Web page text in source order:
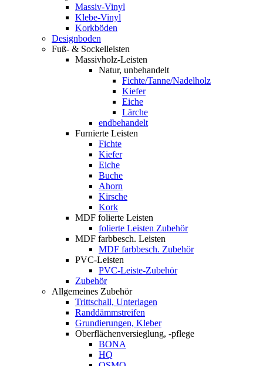
Massiv-Vinyl
Klebe-Vinyl
Korkböden
Designboden
Fuß- & Sockelleisten
Massivholz-Leisten
Natur, unbehandelt
Fichte/Tanne/Nadelholz
Kiefer
Eiche
Lärche
endbehandelt
Furnierte Leisten
Fichte
Kiefer
Eiche
Buche
Ahorn
Kirsche
Kork
MDF folierte Leisten
folierte Leisten Zubehör
MDF farbbesch. Leisten
MDF farbbesch. Zubehör
PVC-Leisten
PVC-Leiste-Zubehör
Zubehör
Allgemeines Zubehör
Trittschall, Unterlagen
Randdämmstreifen
Grundierungen, Kleber
Oberflächenversieglung, -pflege
BONA
HQ